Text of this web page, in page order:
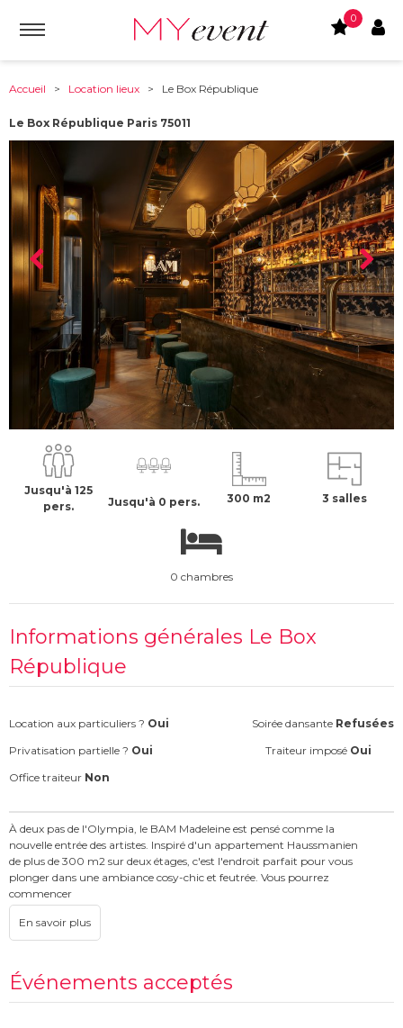
0
Accueil > Location lieux > Le Box République
Le Box République Paris 75011
Paris À partir de :
Jusqu'à 125
pers.
Jusqu'à 0 pers. 300 m2 3 salles
0 chambres
Informations générales Le Box
République
Location aux particuliers ? Oui Soirée dansante Refusées
Privatisation partielle ? Oui Traiteur imposé Oui
Office traiteur Non
À deux pas de l'Olympia, le BAM Madeleine est pensé comme la
nouvelle entrée des artistes. Inspiré d'un appartement Haussmanien
de plus de 300 m2 sur deux étages, c'est l'endroit parfait pour vous
plonger dans une ambiance cosy-chic et feutrée. Vous pourrez
commencer
ou terminer la soirée en équipe dans notre bar à cocktails ou sur notre
terrasse.
Notre plus grande salle, Les Oiseaux (30pax), présente un décor inédit pour
arche
dorée... Avec une capacité totale de 125 personnes, cette BAM House peut
être privatisée entièrement ou partiellement (un seul étage ou plusieurs
Événements acceptés